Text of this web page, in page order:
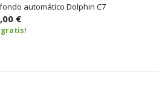
automático Dolphin C7
€
gratis!